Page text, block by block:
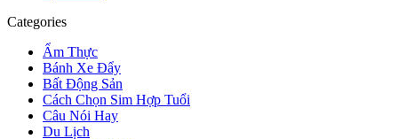
Categories
Ẩm Thực
Bánh Xe Đẩy
Bất Động Sản
Cách Chọn Sim Hợp Tuổi
Câu Nói Hay
Du Lịch